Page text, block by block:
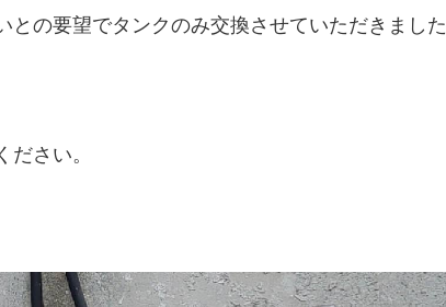
の要望でタンクのみ交換させていただきました
さい。